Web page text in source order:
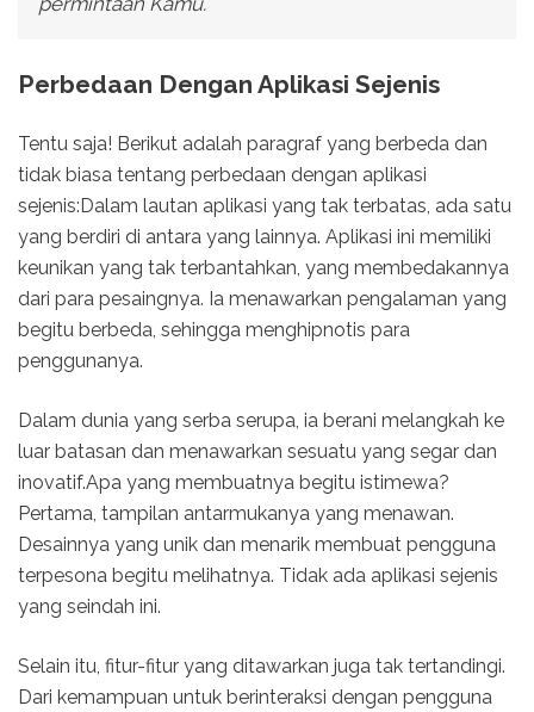
Perbedaan Dengan Aplikasi Sejenis
Tentu saja! Berikut adalah paragraf yang berbeda dan
tidak biasa tentang perbedaan dengan aplikasi
sejenis:Dalam lautan aplikasi yang tak terbatas, ada satu
yang berdiri di antara yang lainnya. Aplikasi ini memiliki
keunikan yang tak terbantahkan, yang membedakannya
dari para pesaingnya. Ia menawarkan pengalaman yang
begitu berbeda, sehingga menghipnotis para
penggunanya.
Dalam dunia yang serba serupa, ia berani melangkah ke
luar batasan dan menawarkan sesuatu yang segar dan
inovatif.Apa yang membuatnya begitu istimewa?
Pertama, tampilan antarmukanya yang menawan.
Desainnya yang unik dan menarik membuat pengguna
terpesona begitu melihatnya. Tidak ada aplikasi sejenis
yang seindah ini.
Selain itu, fitur-fitur yang ditawarkan juga tak tertandingi.
Dari kemampuan untuk berinteraksi dengan pengguna